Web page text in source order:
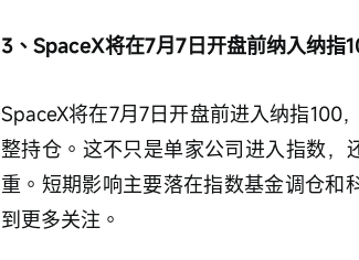
3、SpaceX将在7月7日开盘前纳入纳指
SpaceX将在7月7日开盘前进入纳指100
整持仓。这不只是单家公司进入指数，
重。短期影响主要落在指数基金调仓和
到更多关注。